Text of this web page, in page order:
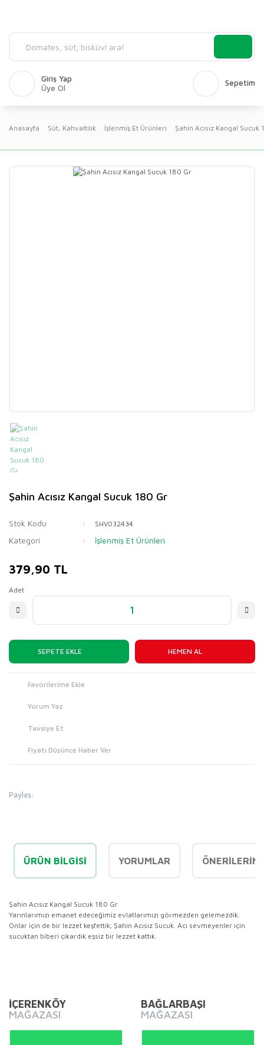
Giriş Yap
Üye Ol
Sepetim
Anasayfa Süt, Kahvaltılık İşlenmiş Et Ürünleri Şahin Acısız Kangal Sucuk
Şahin Acısız Kangal Sucuk 180 Gr
Stok Kodu SHV032434
Kategori İşlenmiş Et Ürünleri
379,90 TL
Adet
SEPETE EKLE HEMEN AL
Yorum Yaz
Tavsiye Et
Fiyatı Düşünce Haber Ver
Paylaş:
ÜRÜN BILGISI YORUMLAR
Şahin Acısız Kangal Sucuk 180 Gr
Yarınlarımızı emanet edeceğimiz evlatlarımızı görmezden gelemezdik.
Onlar için de bir lezzet keşfettik; Şahin Acısız Sucuk. Acı sevmeyenler için
sucuktan biberi çıkardık eşsiz bir lezzet kattık.
Yorum Yaz
Görüş ve önerileriniz için teşekkür ederiz.
Ürün resmi kalitesiz, bozuk veya görüntülenemiyor.
İÇERENKÖY
MAĞAZASI
BAĞLARBAŞI
MAĞAZASI